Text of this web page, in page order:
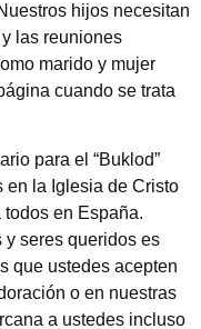
hijos necesitan
las reuniones
marido y mujer
cuando se trata
para el “Buklod”
en la Iglesia de Cristo
en España.
y seres queridos es
que ustedes acepten
o en nuestras
a ustedes incluso